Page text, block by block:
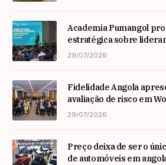
Academia Pumangol
estratégica sobre
especialista
29/07/2026
Fidelidade Angola
avaliação de risco em
29/07/2026
Preço deixa de ser o
de automóveis em